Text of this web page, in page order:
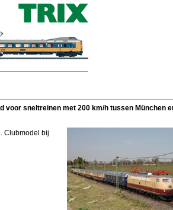
voor sneltreinen met 200 km/h tussen München
Clubmodel bij